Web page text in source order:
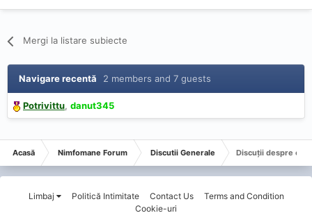
Mergi la listare subiecte
Navigare recentă 2 members and 7 guests
Potrivittu danut345
Acasă Nimfomane Forum Discutii Generale Discuții despre
Limbaj Politică Intimitate Contact Us
Terms and Condition
Cookie-uri